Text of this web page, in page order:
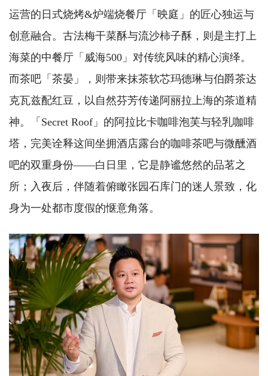
运营的日式烧烤&炉端烧餐厅「映庭」的匠心独运与
创意融合。古法梅干菜酥与流沙柿子酥，则是主打上
海菜的中餐厅「威海500」对传统风味的精心演绎。
而茶吧「茶晏」，则带来抹茶软芯玛德琳与伯爵茶达
克瓦兹配红豆，以自然芬芳传递阿丽拉上海的茶道精
神。「Secret Roof」的阿拉比卡咖啡泡芙与轻乳咖啡
塔，完美诠释这间坐拥酒店露台的咖啡茶吧与微醺酒
吧的双重身份——白日里，它是静谧悠然的品茗之
所；入夜后，伴随着俯瞰张园石库门的迷人景致，化
身为一处都市度假的惬意角落。